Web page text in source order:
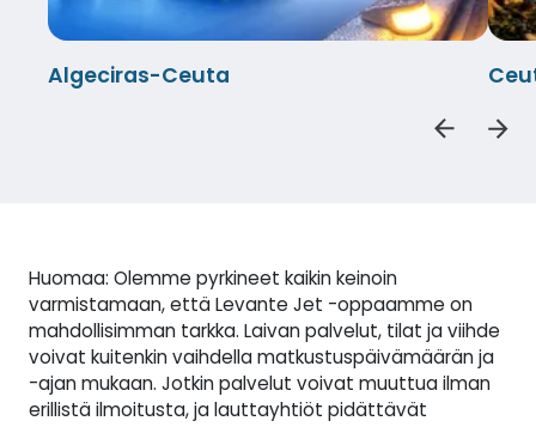
Algeciras-Ceuta
Huomaa: Olemme pyrkineet kaikin keinoin
varmistamaan, että Levante Jet -oppaamme on
mahdollisimman tarkka. Laivan palvelut, tilat ja viihde
voivat kuitenkin vaihdella matkustuspäivämäärän ja
-ajan mukaan. Jotkin palvelut voivat muuttua ilman
erillistä ilmoitusta, ja lauttayhtiöt pidättävät